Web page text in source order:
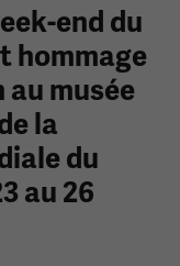
end du
hommage
au musée
la
du
au 26